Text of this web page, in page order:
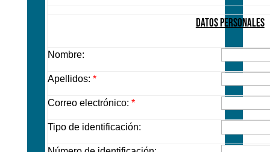
DATOS PERSONALES
Nombre:
Apellidos: *
Correo electrónico: *
Tipo de identificación: